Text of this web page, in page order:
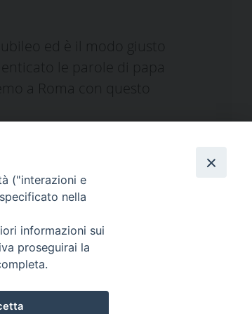
ed è il modo giusto
le parole di papa
a Roma con questo
X YouTube
("interazioni e
nella
informazioni sui
proseguirai la